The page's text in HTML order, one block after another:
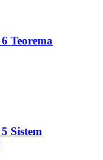
Teorema
Sistem